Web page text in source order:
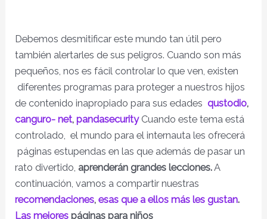
Debemos desmitificar este mundo tan útil pero
también alertarles de sus peligros. Cuando son más
pequeños, nos es fácil controlar lo que ven, existen
diferentes programas para proteger a nuestros hijos
de contenido inapropiado para sus edadesqustodio,
canguro- net,pandasecurityCuando este tema está
controlado, el mundo para el internauta les ofrecerá
páginas estupendas en las que además de pasar un
rato divertido, aprenderán grandes lecciones.A
continuación, vamos a compartir nuestras
recomendaciones, esas que a ellos más les gustan.
Las mejorespáginas para niños